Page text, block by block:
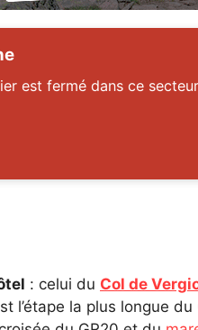
est fermé dans ce
: celui du Col de
l’étape la plus longue